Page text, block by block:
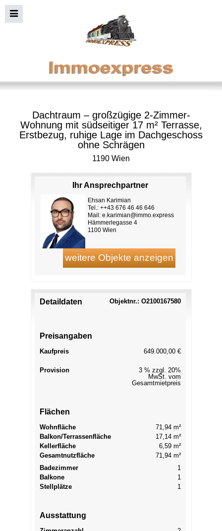
Dachtraum – großzügige 2-Zimmer-
Wohnung mit südseitiger 17 m² Terrasse,
Erstbezug, ruhige Lage im Dachgeschoss
ohne Schrägen
1190 Wien
Ihr Ansprechpartner
Ehsan Karimian
Tel.: ++43 676 46 46 646
Mail: e.karimian@immo.express
Hämmerlegasse 4
1100 Wien
Detaildaten Objektnr.: O2100167580
Preisangaben
Kaufpreis 649.000,00 €
Provision
3 % zzgl. 20%
MwSt. vom
Gesamtmietpreis
Flächen
Wohnfläche
71,94 m²
Balkon/Terrassenfläche
17,14 m²
Kellerfläche
6,59 m²
Gesamtnutzfläche
71,94 m²
Badezimmer
1
Balkone
1
Stellplätze
1
Ausstattung